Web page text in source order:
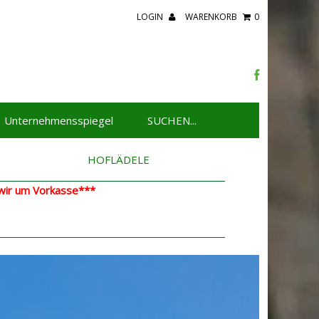
LOGIN WARENKORB 0
Unternehmensspiegel
HOFLÄDELE
um Vorkasse***